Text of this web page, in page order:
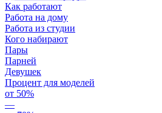
Как работают
Работа на дому
Работа из студии
Кого набирают
Пары
Парней
Девушек
Процент для моделей
от 50%
—